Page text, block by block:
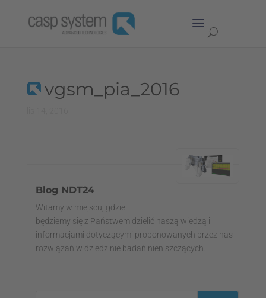
vgsm_pia_2016
Blog NDT24
Witamy w miejscu, gdzie
będziemy się z Państwem dzielić naszą wiedzą i
informacjami dotyczącymi proponowanych przez nas
rozwiązań w dziedzinie badań nieniszczących.